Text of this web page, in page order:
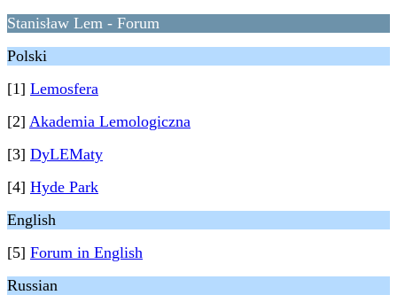
Stanisław Lem - Forum
Polski
[1] Lemosfera
[2] Akademia Lemologiczna
[3] DyLEMaty
[4] Hyde Park
English
[5] Forum in English
Russian